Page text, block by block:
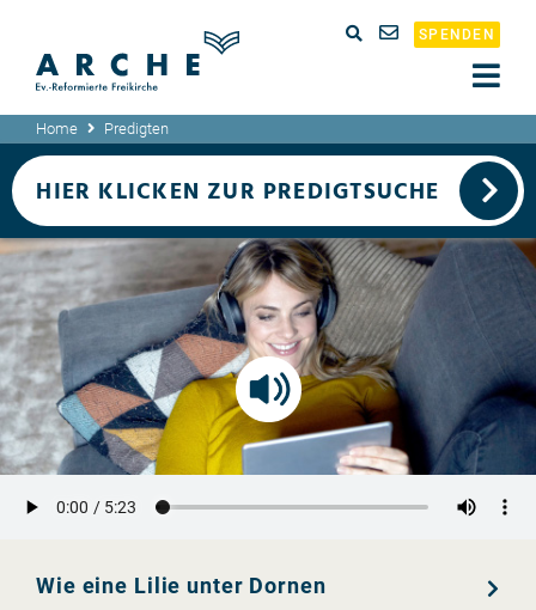
SPENDEN
Home Predigten
Wie eine Lilie unter Dornen
HIER KLICKEN ZUR PREDIGTSUCHE